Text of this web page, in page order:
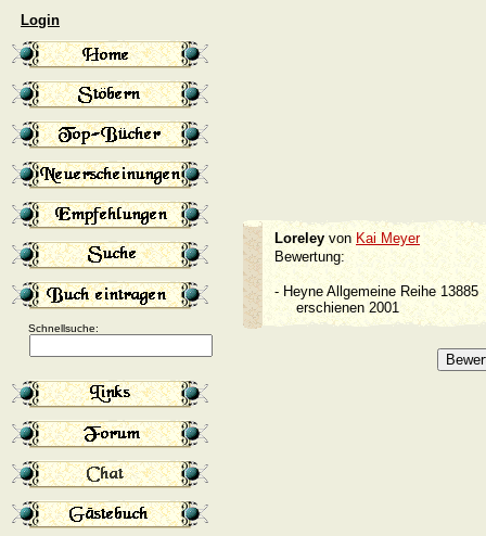
Login
Schnellsuche:
Loreley von Kai Meyer
Bewertung:
- Heyne Allgemeine Reihe
erschienen 2001